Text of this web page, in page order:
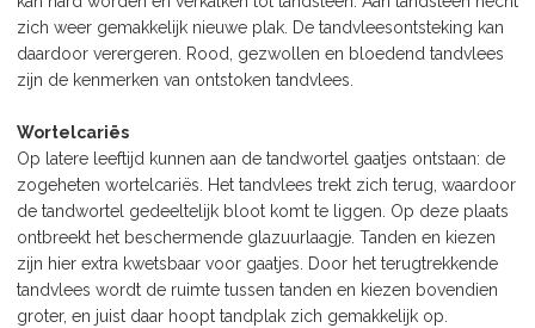
zich weer gemakkelijk nieuwe plak. De tandvleesontsteking kan
daardoor verergeren. Rood, gezwollen en bloedend tandvlees
zijn de kenmerken van ontstoken tandvlees.
Wortelcariës
Op latere leeftijd kunnen aan de tandwortel gaatjes ontstaan: de
zogeheten wortelcariës. Het tandvlees trekt zich terug, waardoor
de tandwortel gedeeltelijk bloot komt te liggen. Op deze plaats
ontbreekt het beschermende glazuurlaagje. Tanden en kiezen
zijn hier extra kwetsbaar voor gaatjes. Door het terugtrekkende
tandvlees wordt de ruimte tussen tanden en kiezen bovendien
groter, en juist daar hoopt tandplak zich gemakkelijk op.